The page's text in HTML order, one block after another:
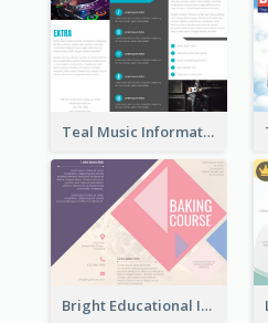
Teal Music Informational Tri Fold Brochure
Bright Educational Information Tri Fold Brochure